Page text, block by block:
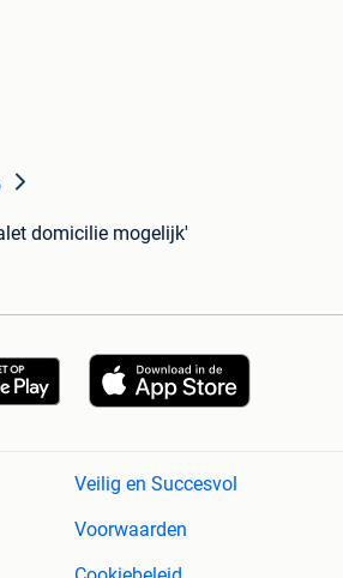
domicilie mogelijk'
Veilig en Succesvol
Voorwaarden